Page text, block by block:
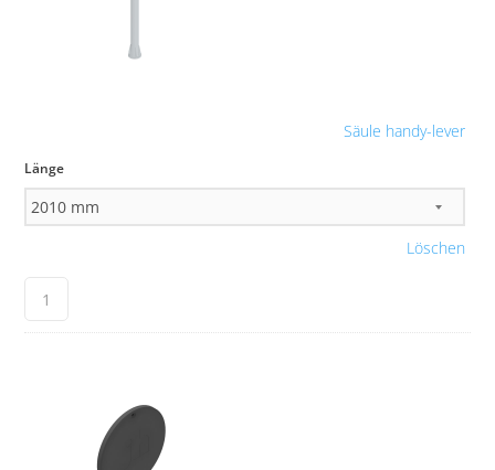
Säule handy-lever
Länge
Löschen